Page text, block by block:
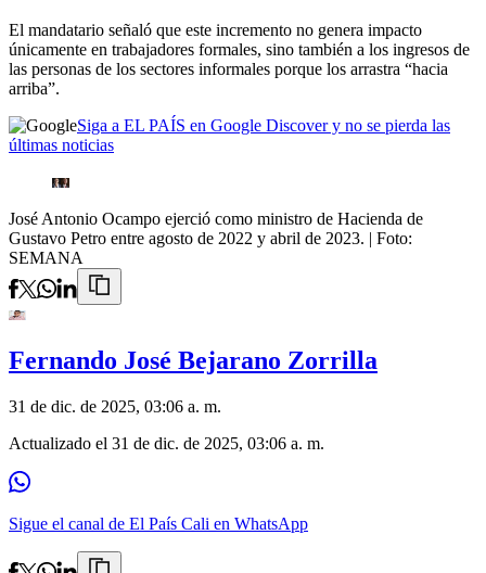
El mandatario señaló que este incremento no genera impacto
únicamente en trabajadores formales, sino también a los ingresos de
las personas de los sectores informales porque los arrastra “hacia
arriba”.
Siga a EL PAÍS en Google Discover y no se pierda las
últimas noticias
José Antonio Ocampo ejerció como ministro de Hacienda de
Gustavo Petro entre agosto de 2022 y abril de 2023. | Foto:
SEMANA
Fernando José Bejarano Zorrilla
31 de dic. de 2025, 03:06 a. m.
Actualizado el 31 de dic. de 2025, 03:06 a. m.
Sigue el canal de El País Cali en WhatsApp